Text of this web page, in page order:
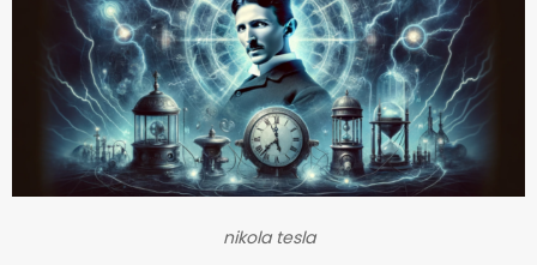
nikola tesla